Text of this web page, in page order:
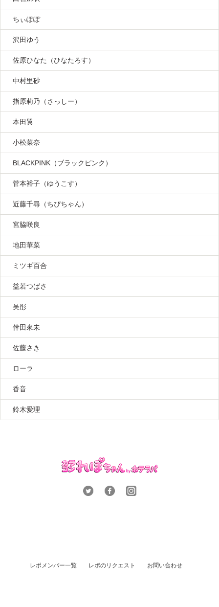
ちぃぽぽ
沢田ゆう
佐原ひなた（ひなたろす）
中村里砂
指原莉乃（さっしー）
本田翼
小松菜奈
BLACKPINK（ブラックピンク）
菅本裕子（ゆうこす）
近藤千尋（ちぴちゃん）
宮脇咲良
地田華菜
ミツギ百合
益若つばさ
吴彤
倖田來未
佐藤さき
ローラ
香音
鈴木愛理
レポメンバー一覧 レポのリクエスト お問い合わせ